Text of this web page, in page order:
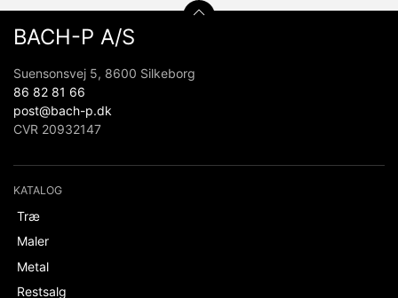
BACH-P A/S
Suensonsvej 5, 8600 Silkeborg
86 82 81 66
post@bach-p.dk
CVR 20932147
KATALOG
Træ
Maler
Metal
Restsalg